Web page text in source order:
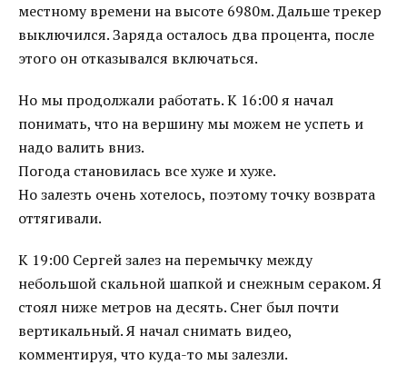
местному времени на высоте 6980м. Дальше трекер
выключился. Заряда осталось два процента, после
этого он отказывался включаться.
Но мы продолжали работать. К 16:00 я начал
понимать, что на вершину мы можем не успеть и
надо валить вниз.
Погода становилась все хуже и хуже.
Но залезть очень хотелось, поэтому точку возврата
оттягивали.
К 19:00 Сергей залез на перемычку между
небольшой скальной шапкой и снежным сераком. Я
стоял ниже метров на десять. Снег был почти
вертикальный. Я начал снимать видео,
комментируя, что куда-то мы залезли.